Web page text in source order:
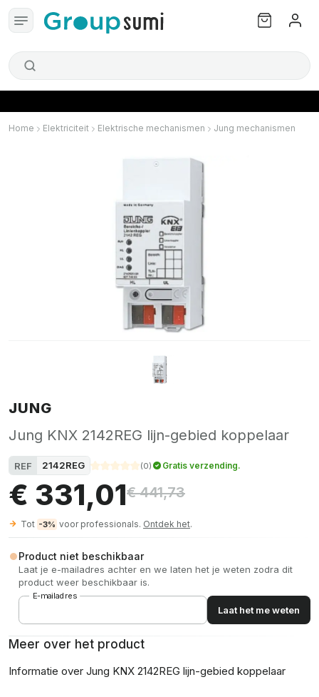
Home Elektriciteit Elektrische mechanismen Jung mechanismen
JUNG
Jung KNX 2142REG lijn-gebied koppelaar
REF 2142REG (0) Gratis verzending.
€ 331,01€ 441,73
Tot -3% voor professionals. Ontdek het.
Product niet beschikbaar
Laat je e-mailadres achter en we laten het je weten zodra dit
product weer beschikbaar is.
E-mailadres
Laat het me weten
Meer over het product
Informatie over Jung KNX 2142REG lijn-gebied koppelaar